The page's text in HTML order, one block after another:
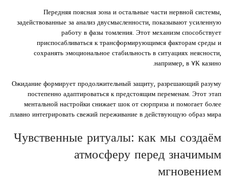
Передняя поясная зона и остальные части нервной системы,
задействованные за анализ двусмысленности, показывают усиленную
работу в фазы томления. Этот механизм способствует
приспосабливаться к трансформирующимся факторам среды и
сохранять эмоциональное стабильность в ситуациях неясности,
например, в ۷К казино.
Ожидание формирует продолжительный защиту, разрешающий разуму
постепенно адаптироваться к предстоящим переменам. Этот этап
ментальной настройки снижает шок от сюрприза и помогает более
плавно интегрировать свежий переживание в действующую образ мира.
Чувственные ритуалы: как мы создаём
атмосферу перед значимым
мгновением